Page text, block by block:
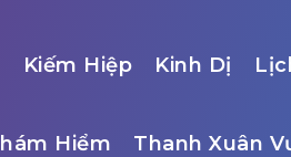
Kiếm Hiệp Kinh Dị
Hiểm Thanh Xuân